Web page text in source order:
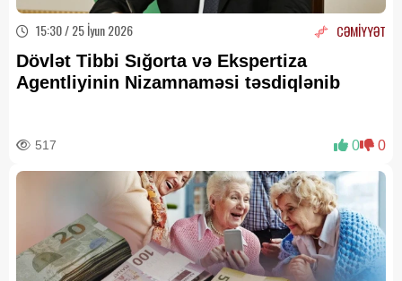
15:30 / 25 İyun 2026 CƏMİYYƏT
Dövlət Tibbi Sığorta və Ekspertiza
Agentliyinin Nizamnaməsi təsdiqlənib
517 0 0